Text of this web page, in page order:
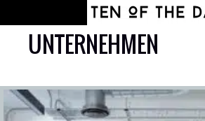
UNTERNEHMEN